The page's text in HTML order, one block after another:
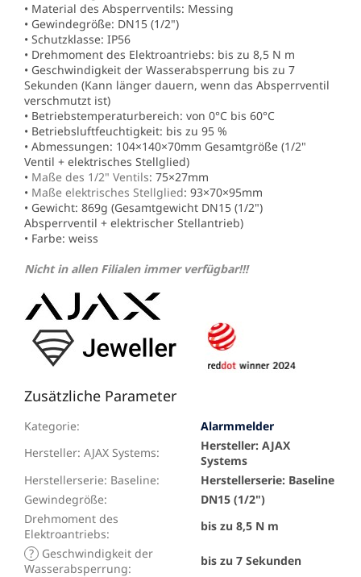
• Material des Absperrventils: Messing
• Gewindegröße: DN15 (1/2")
• Schutzklasse: IP56
• Drehmoment des Elektroantriebs: bis zu 8,5 N m
• Geschwindigkeit der Wasserabsperrung bis zu 7
Sekunden (Kann länger dauern, wenn das Absperrventil
verschmutzt ist)
• Betriebstemperaturbereich: von 0°C bis 60°C
• Betriebsluftfeuchtigkeit: bis zu 95 %
• Abmessungen: 104×140×70mm Gesamtgröße (1/2"
Ventil + elektrisches Stellglied)
• Maße des 1/2" Ventils: 75×27mm
• Maße elektrisches Stellglied: 93×70×95mm
• Gewicht: 869g (Gesamtgewicht DN15 (1/2")
Absperrventil + elektrischer Stellantrieb)
• Farbe: weiss
Nicht in allen Filialen immer verfügbar!!!
Zusätzliche Parameter
Kategorie:
Alarmmelder
Hersteller: AJAX Systems:
Hersteller: AJAX
Systems
Herstellerserie: Baseline:
Herstellerserie: Baseline
Gewindegröße:
DN15 (1/2")
Drehmoment des
Elektroantriebs:
bis zu 8,5 N m
? Geschwindigkeit der
Wasserabsperrung:
bis zu 7 Sekunden